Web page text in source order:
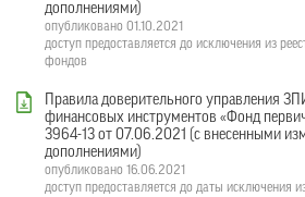
дополнениями)
опубликовано 01.10.2021
доступ предоставляется до исключения из
фондов
Правила доверительного управления
финансовых инструментов «Фонд
3964-13 от 07.06.2021 (с внесенными
дополнениями)
опубликовано 16.06.2021
доступ предоставляется до даты исключения